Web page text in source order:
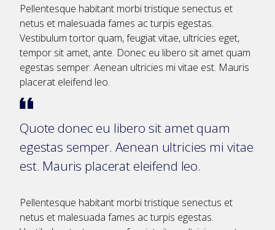
Pellentesque habitant morbi tristique senectus et
netus et malesuada fames ac turpis egestas.
Vestibulum tortor quam, feugiat vitae, ultricies eget,
tempor sit amet, ante. Donec eu libero sit amet quam
egestas semper. Aenean ultricies mi vitae est. Mauris
placerat eleifend leo.
Quote donec eu libero sit amet quam
egestas semper. Aenean ultricies mi vitae
est. Mauris placerat eleifend leo.
Pellentesque habitant morbi tristique senectus et
netus et malesuada fames ac turpis egestas.